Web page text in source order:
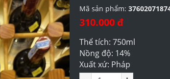
Mã sản phẩm:
310.000 đ
Thể tích: 750ml
Nồng độ: 14%
Xuất xứ: Pháp